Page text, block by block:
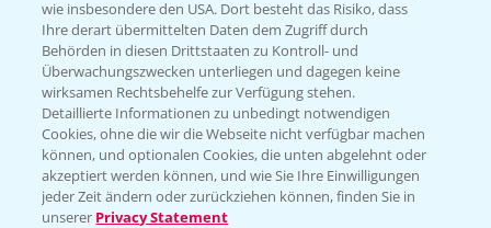
Folgen Sie uns
wie insbesondere den USA. Dort besteht das Risiko, dass
Ihre derart übermittelten Daten dem Zugriff durch
Behörden in diesen Drittstaaten zu Kontroll- und
Überwachungszwecken unterliegen und dagegen keine
wirksamen Rechtsbehelfe zur Verfügung stehen.
Detaillierte Informationen zu unbedingt notwendigen
Cookies, ohne die wir die Webseite nicht verfügbar machen
können, und optionalen Cookies, die unten abgelehnt oder
akzeptiert werden können, und wie Sie Ihre Einwilligungen
jeder Zeit ändern oder zurückziehen können, finden Sie in
unserer Privacy Statement